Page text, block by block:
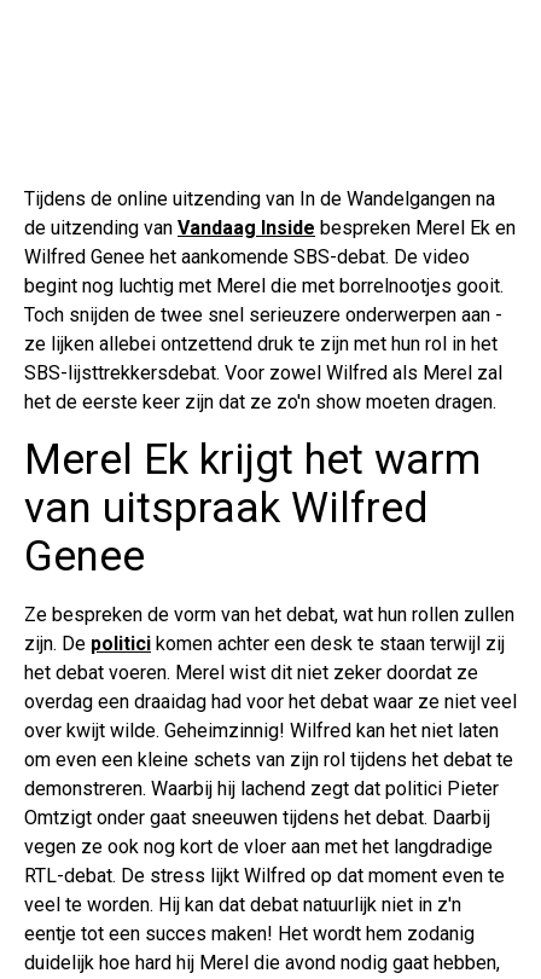
Tijdens de online uitzending van In de Wandelgangen na
de uitzending van Vandaag Inside bespreken Merel Ek en
Wilfred Genee het aankomende SBS-debat. De video
begint nog luchtig met Merel die met borrelnootjes gooit.
Toch snijden de twee snel serieuzere onderwerpen aan -
ze lijken allebei ontzettend druk te zijn met hun rol in het
SBS-lijsttrekkersdebat. Voor zowel Wilfred als Merel zal
het de eerste keer zijn dat ze zo'n show moeten dragen.
Merel Ek krijgt het warm
van uitspraak Wilfred
Genee
Ze bespreken de vorm van het debat, wat hun rollen zullen
zijn. De politici komen achter een desk te staan terwijl zij
het debat voeren. Merel wist dit niet zeker doordat ze
overdag een draaidag had voor het debat waar ze niet veel
over kwijt wilde. Geheimzinnig! Wilfred kan het niet laten
om even een kleine schets van zijn rol tijdens het debat te
demonstreren. Waarbij hij lachend zegt dat politici Pieter
Omtzigt onder gaat sneeuwen tijdens het debat. Daarbij
vegen ze ook nog kort de vloer aan met het langdradige
RTL-debat. De stress lijkt Wilfred op dat moment even te
veel te worden. Hij kan dat debat natuurlijk niet in z'n
eentje tot een succes maken! Het wordt hem zodanig
duidelijk hoe hard hij Merel die avond nodig gaat hebben,